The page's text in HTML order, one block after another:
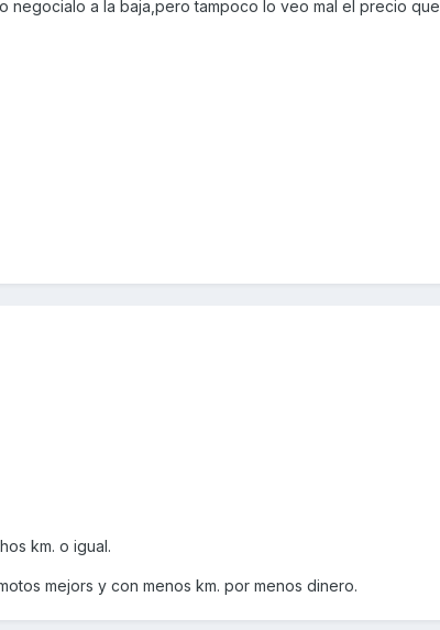
negocialo a la baja,pero tampoco lo veo mal el precio
km. o igual.
mejors y con menos km. por menos dinero.